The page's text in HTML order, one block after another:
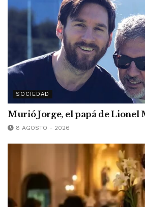
SOCIEDAD
Murió Jorge, el papá de Lionel
8 AGOSTO - 2026